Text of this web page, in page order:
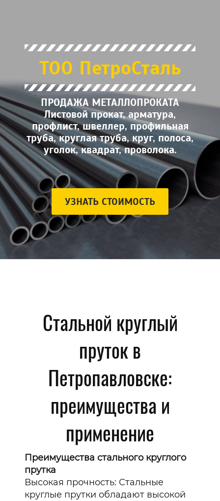
ТОО ПетроСталь
ПРОДАЖА МЕТАЛЛОПРОКАТА
Листовой прокат, арматура,
профлист, швеллер, профильная
труба, круглая труба, круг, полоса,
уголок, квадрат, проволока.
УЗНАТЬ СТОИМОСТЬ
Стальной круглый
пруток в
Петропавловске:
преимущества и
применение
Преимущества стального круглого
прутка
Высокая прочность: Стальные
круглые прутки обладают высокой